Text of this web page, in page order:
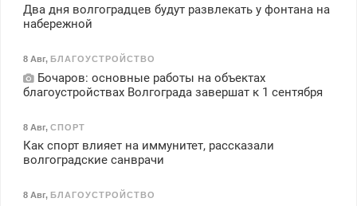
Два дня волгоградцев будут развлекать у фонтана на
набережной
8 Авг, БЛАГОУСТРОЙСТВО
Бочаров: основные работы на объектах
благоустройствах Волгограда завершат к 1 сентября
8 Авг, СПОРТ
Как спорт влияет на иммунитет, рассказали
волгоградские санврачи
8 Авг, БЛАГОУСТРОЙСТВО